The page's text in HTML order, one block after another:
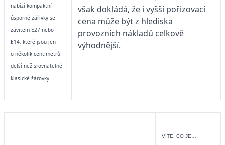
nabízí kompaktní
úsporné zářivky se
závitem E27 nebo
E14, které jsou jen
o několik centimetrů
delší než srovnatelné
klasické žárovky.
však dokládá, že i vyšší pořizovací
cena může být z hlediska
provozních nákladů celkově
výhodnější.
VÍTE, CO JE…